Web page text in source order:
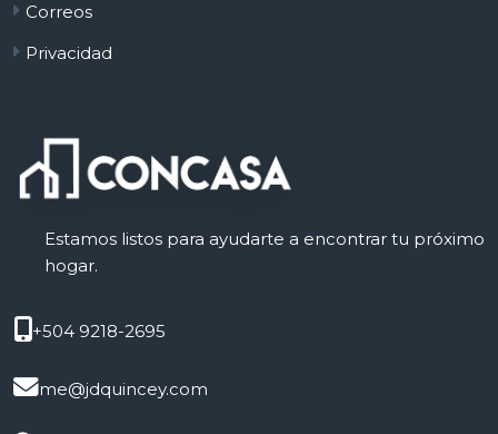
Estamos listos para ayudarte a encontrar tu próximo
hogar.
+504 9218-2695
me@jdquincey.com
Correos
Privacidad